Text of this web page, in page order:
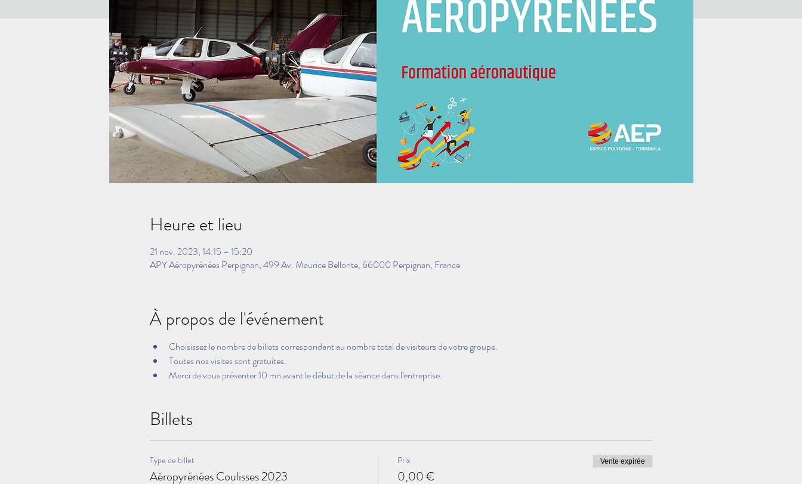
Heure et lieu
21 nov. 2023, 14:15 – 15:20
APY Aéropyrénées Perpignan, 499 Av. Maurice Bellonte, 66000 Perpignan, France
À propos de l'événement
Choisissez le nombre de billets correspondant au nombre total de visiteurs de votre groupe.
Toutes nos visites sont gratuites.
Merci de vous présenter 10 mn avant le début de la séance dans l'entreprise.
Billets
Type de billet
Aéropyrénées Coulisses 2023
Prix
0,00 €
Vente expirée